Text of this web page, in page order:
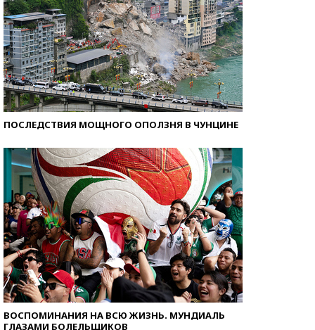
ПОСЛЕДСТВИЯ МОЩНОГО ОПОЛЗНЯ В ЧУНЦИНЕ
ВОСПОМИНАНИЯ НА ВСЮ ЖИЗНЬ. МУНДИАЛЬ
ГЛАЗАМИ БОЛЕЛЬЩИКОВ